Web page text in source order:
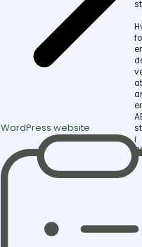
WordPress website
er
at
i